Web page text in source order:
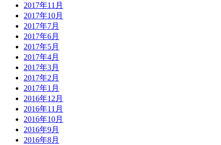
2017年11月
2017年10月
2017年7月
2017年6月
2017年5月
2017年4月
2017年3月
2017年2月
2017年1月
2016年12月
2016年11月
2016年10月
2016年9月
2016年8月